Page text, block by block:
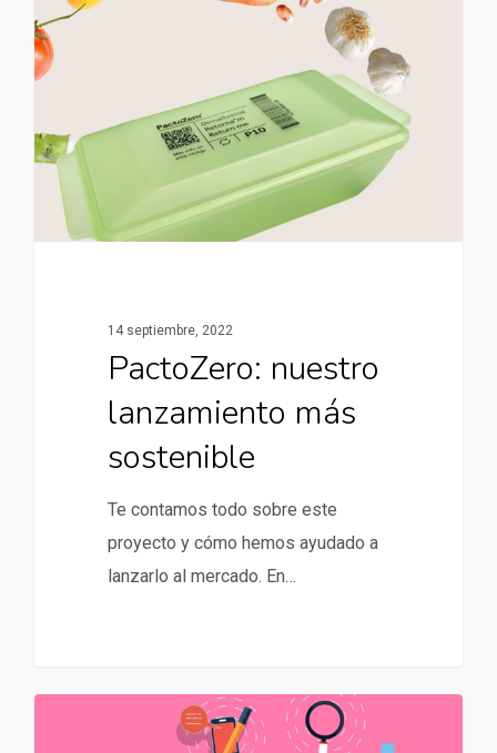
14 septiembre, 2022
PactoZero: nuestro
lanzamiento más
sostenible
Te contamos todo sobre este
proyecto y cómo hemos ayudado a
lanzarlo al mercado. En…